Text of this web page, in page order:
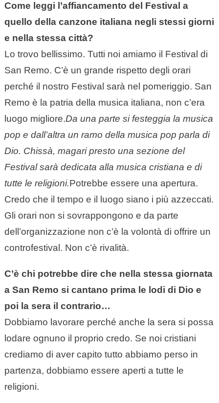
Come leggi l’affiancamento del Festival a
quello della canzone italiana negli stessi giorni
e nella stessa città?
Lo trovo bellissimo. Tutti noi amiamo il Festival di
San Remo. C’è un grande rispetto degli orari
perché il nostro Festival sarà nel pomeriggio. San
Remo è la patria della musica italiana, non c’era
luogo migliore.Da una parte si festeggia la musica
pop e dall’altra un ramo della musica pop parla di
Dio. Chissà, magari presto una sezione del
Festival sarà dedicata alla musica cristiana e di
tutte le religioni.Potrebbe essere una apertura.
Credo che il tempo e il luogo siano i più azzeccati.
Gli orari non si sovrappongono e da parte
dell’organizzazione non c’è la volontà di offrire un
controfestival. Non c’è rivalità.
C’è chi potrebbe dire che nella stessa giornata
a San Remo si cantano prima le lodi di Dio e
poi la sera il contrario…
Dobbiamo lavorare perché anche la sera si possa
lodare ognuno il proprio credo. Se noi cristiani
crediamo di aver capito tutto abbiamo perso in
partenza, dobbiamo essere aperti a tutte le
religioni.